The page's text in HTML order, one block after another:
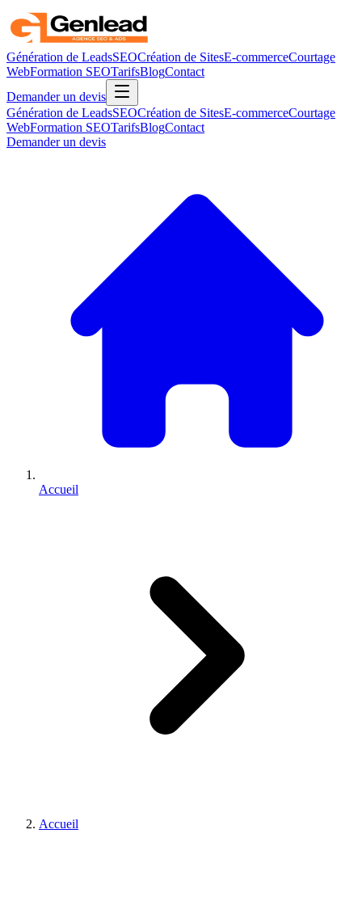
Génération de LeadsSEOCréation de SitesE-commerceCourtage
WebFormation SEOTarifsBlogContact
Demander un devis
Génération de LeadsSEOCréation de SitesE-commerceCourtage
WebFormation SEOTarifsBlogContact
Demander un devis
Accueil
Accueil